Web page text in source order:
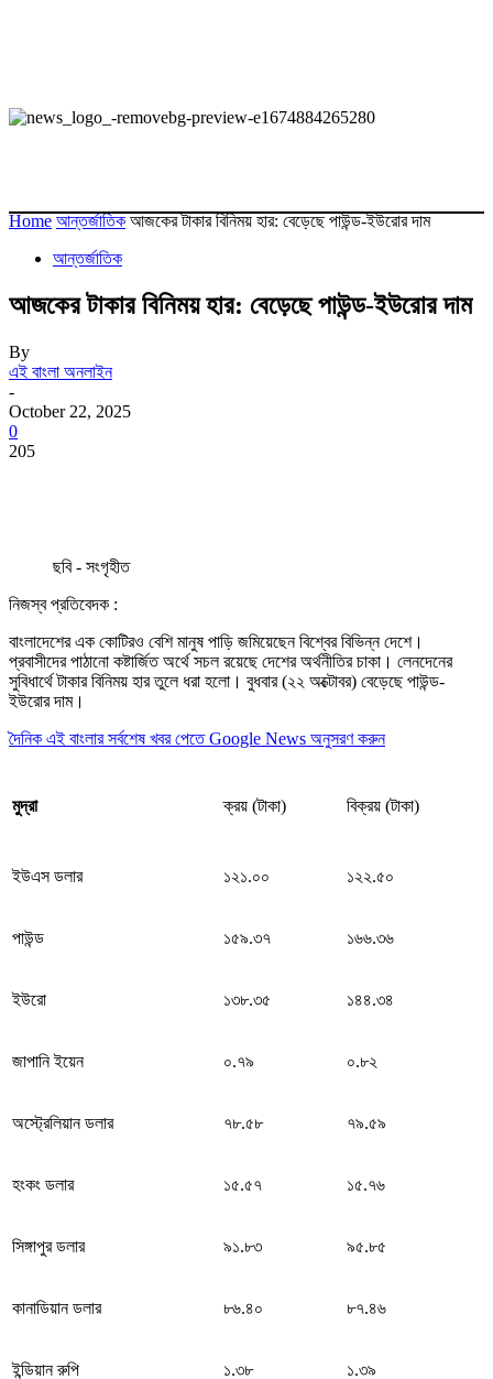
Home আন্তর্জাতিক আজকের টাকার বিনিময় হার: বেড়েছে পাউন্ড-ইউরোর দাম
আন্তর্জাতিক
আজকের টাকার বিনিময় হার: বেড়েছে পাউন্ড-ইউরোর দাম
By
এই বাংলা অনলাইন
-
October 22, 2025
0
205
ছবি - সংগৃহীত
নিজস্ব প্রতিবেদক :
বাংলাদেশের এক কোটিরও বেশি মানুষ পাড়ি জমিয়েছেন বিশ্বের বিভিন্ন দেশে।
প্রবাসীদের পাঠানো কষ্টার্জিত অর্থে সচল রয়েছে দেশের অর্থনীতির চাকা। লেনদেনের
সুবিধার্থে টাকার বিনিময় হার তুলে ধরা হলো। বুধবার (২২ অক্টোবর) বেড়েছে পাউন্ড-
ইউরোর দাম।
দৈনিক এই বাংলার সর্বশেষ খবর পেতে Google News অনুসরণ করুন
মুদ্রা ক্রয় (টাকা) বিক্রয় (টাকা)
ইউএস ডলার ১২১.০০ ১২২.৫০
পাউন্ড ১৫৯.৩৭ ১৬৬.৩৬
ইউরো ১৩৮.৩৫ ১৪৪.৩৪
জাপানি ইয়েন ০.৭৯ ০.৮২
অস্ট্রেলিয়ান ডলার ৭৮.৫৮ ৭৯.৫৯
হংকং ডলার ১৫.৫৭ ১৫.৭৬
সিঙ্গাপুর ডলার ৯১.৮৩ ৯৫.৮৫
কানাডিয়ান ডলার ৮৬.৪০ ৮৭.৪৬
ইন্ডিয়ান রুপি ১.৩৮ ১.৩৯